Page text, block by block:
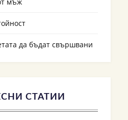
да бъдат свършвани
СТАТИИ